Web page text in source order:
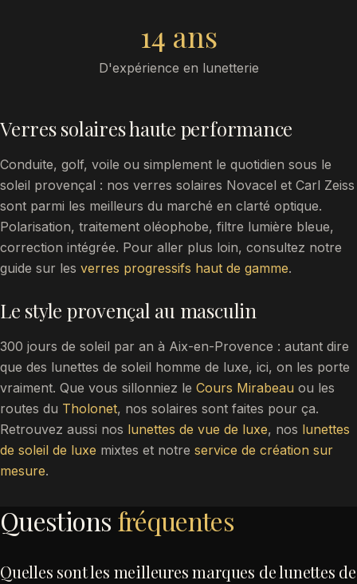
14 ans
D'expérience en lunetterie
Verres solaires haute performance
Conduite, golf, voile ou simplement le quotidien sous le
soleil provençal : nos verres solaires Novacel et Carl Zeiss
sont parmi les meilleurs du marché en clarté optique.
Polarisation, traitement oléophobe, filtre lumière bleue,
correction intégrée. Pour aller plus loin, consultez notre
guide sur les verres progressifs haut de gamme.
Le style provençal au masculin
300 jours de soleil par an à Aix-en-Provence : autant dire
que des lunettes de soleil homme de luxe, ici, on les porte
vraiment. Que vous sillonniez le Cours Mirabeau ou les
routes du Tholonet, nos solaires sont faites pour ça.
Retrouvez aussi nos lunettes de vue de luxe, nos lunettes
de soleil de luxe mixtes et notre service de création sur
mesure.
Questions fréquentes
Quelles sont les meilleures marques de lunettes de